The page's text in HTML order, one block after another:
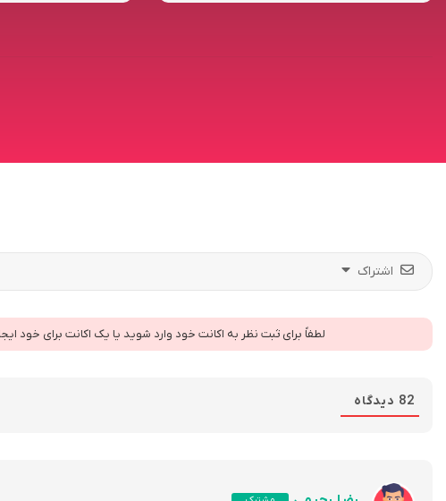
اشتراک
لطفاً برای ثبت نظر به اکانت خود وارد شوید یا یک اکانت برای خود
82 دیدگاه